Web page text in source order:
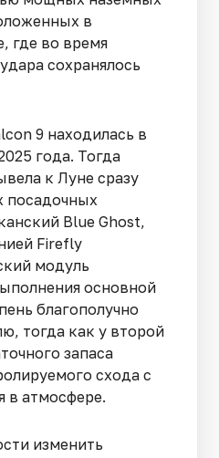
в
где во время
сохранялось
9 находилась в
года. Тогда
к Луне сразу
посадочных
Blue Ghost,
Firefly
модуль
основной
благополучно
тогда как у второй
запаса
схода с
в атмосфере.
изменить